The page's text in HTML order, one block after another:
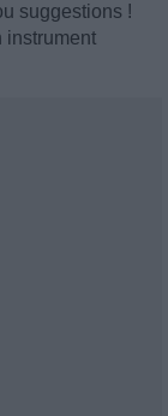
suggestions !
instrument